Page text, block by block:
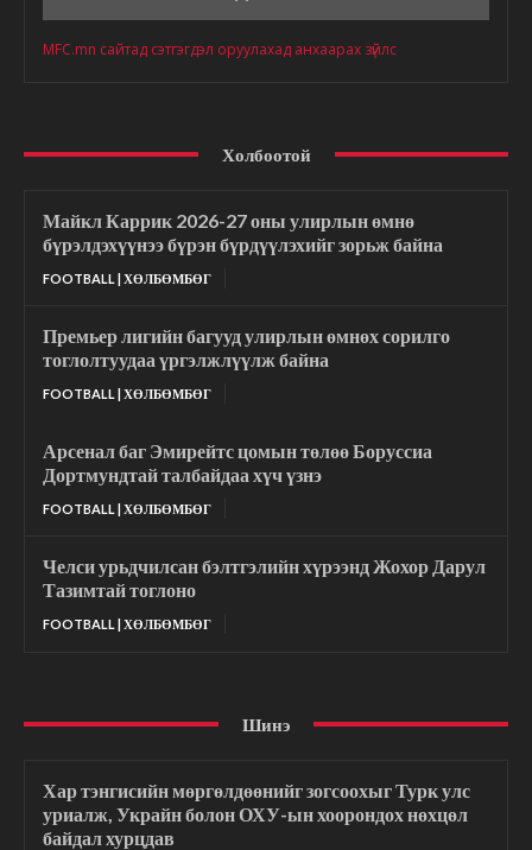
MFC.mn сайтад сэтгэгдэл оруулахад анхаарах зүйлс
Холбоотой
Майкл Каррик 2026-27 оны улирлын өмнө
бүрэлдэхүүнээ бүрэн бүрдүүлэхийг зорьж байна
FOOTBALL | ХӨЛБӨМБӨГ
Премьер лигийн багууд улирлын өмнөх сорилго
тоглолтуудаа үргэлжлүүлж байна
FOOTBALL | ХӨЛБӨМБӨГ
Арсенал баг Эмирейтс цомын төлөө Боруссиа
Дортмундтай талбайдаа хүч үзнэ
FOOTBALL | ХӨЛБӨМБӨГ
Челси урьдчилсан бэлтгэлийн хүрээнд Жохор Дарул
Тазимтай тоглоно
FOOTBALL | ХӨЛБӨМБӨГ
Шинэ
Хар тэнгисийн мөргөлдөөнийг зогсоохыг Турк улс
уриалж, Украйн болон ОХУ-ын хоорондох нөхцөл
байдал хурцдав